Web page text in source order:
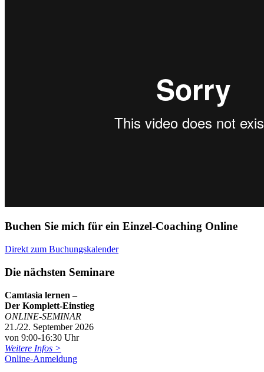
Buchen Sie mich für ein Einzel-Coaching Online
Direkt zum Buchungskalender
Die nächsten Seminare
Camtasia lernen –
Der Komplett-Einstieg
ONLINE-SEMINAR
21./22. September 2026
von 9:00-16:30 Uhr
Weitere Infos >
Online-Anmeldung